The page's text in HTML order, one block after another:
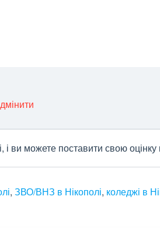
і ви можете поставити свою
, ЗВО/ВНЗ в Нікополі, коледжі в